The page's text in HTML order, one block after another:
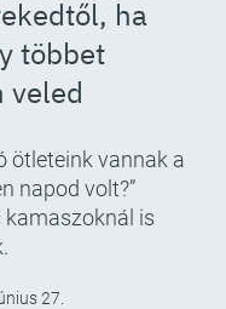
ha
többet
veled
ötleteink vannak a
napod volt?”
kamaszoknál is
27.